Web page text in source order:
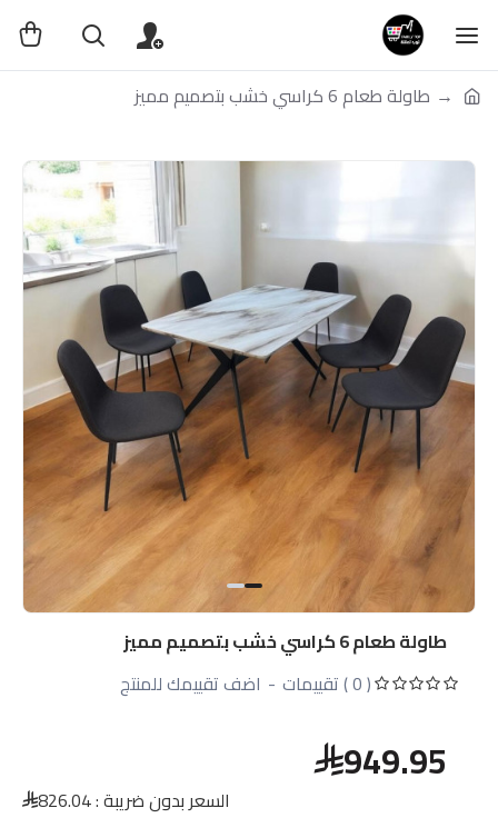
طاولة طعام 6 كراسي خشب بتصميم مميز
طاولة طعام 6 كراسي خشب بتصميم مميز
( 0 ) تقييمات
- اضف تقييمك للمنتج
949.95
السعر بدون ضريبة :826.04